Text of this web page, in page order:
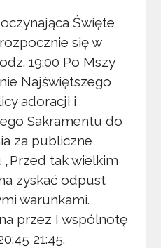
Święte
się w
19:00 Po Mszy
Najświętszego
adoracji i
Sakramentu do
za publiczne
tak wielkim
zyskać odpust
warunkami.
przez I wspólnotę
21:45.